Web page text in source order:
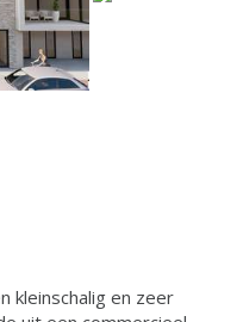
kleinschalig en zeer